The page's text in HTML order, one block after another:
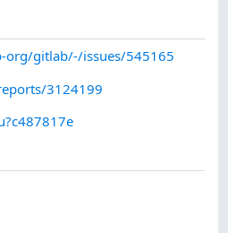
gitlab/-/issues/545165
3124199